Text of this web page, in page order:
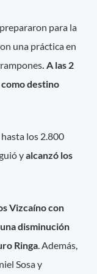
para la
una práctica en
. A las 2
destino
los 2.800
yalcanzó los
Vizcaíno con
disminución
Ringa. Además,
Sosa y